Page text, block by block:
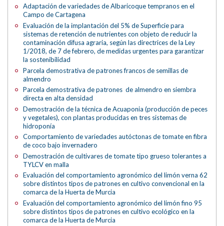
Adaptación de variedades de Albaricoque tempranos en el
Campo de Cartagena
Evaluación de la implantación del 5% de Superficie para
sistemas de retención de nutrientes con objeto de reducir la
contaminación difusa agraria, según las directrices de la Ley
1/2018, de 7 de febrero, de medidas urgentes para garantizar
la sostenibilidad
Parcela demostrativa de patrones francos de semillas de
almendro
Parcela demostrativa de patrones de almendro en siembra
directa en alta densidad
Demostración de la técnica de Acuaponia (producción de peces
y vegetales), con plantas producidas en tres sistemas de
hidroponía
Comportamiento de variedades autóctonas de tomate en fibra
de coco bajo invernadero
Demostración de cultivares de tomate tipo grueso tolerantes a
TYLCV en malla
Evaluación del comportamiento agronómico del limón verna 62
sobre distintos tipos de patrones en cultivo convencional en la
comarca de la Huerta de Murcia
Evaluación del comportamiento agronómico del limón fino 95
sobre distintos tipos de patrones en cultivo ecológico en la
comarca de la Huerta de Murcia